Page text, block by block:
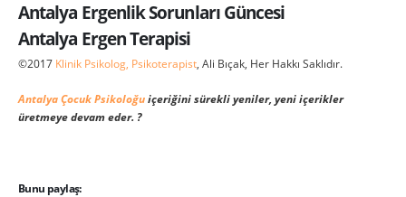
Antalya Ergenlik Sorunları Güncesi
Antalya Ergen Terapisi
©2017 Klinik Psikolog, Psikoterapist, Ali Bıçak, Her Hakkı Saklıdır.
Antalya Çocuk Psikoloğuiçeriğini sürekli yeniler, yeni içerikler
üretmeye devam eder. ?
Bunu paylaş: